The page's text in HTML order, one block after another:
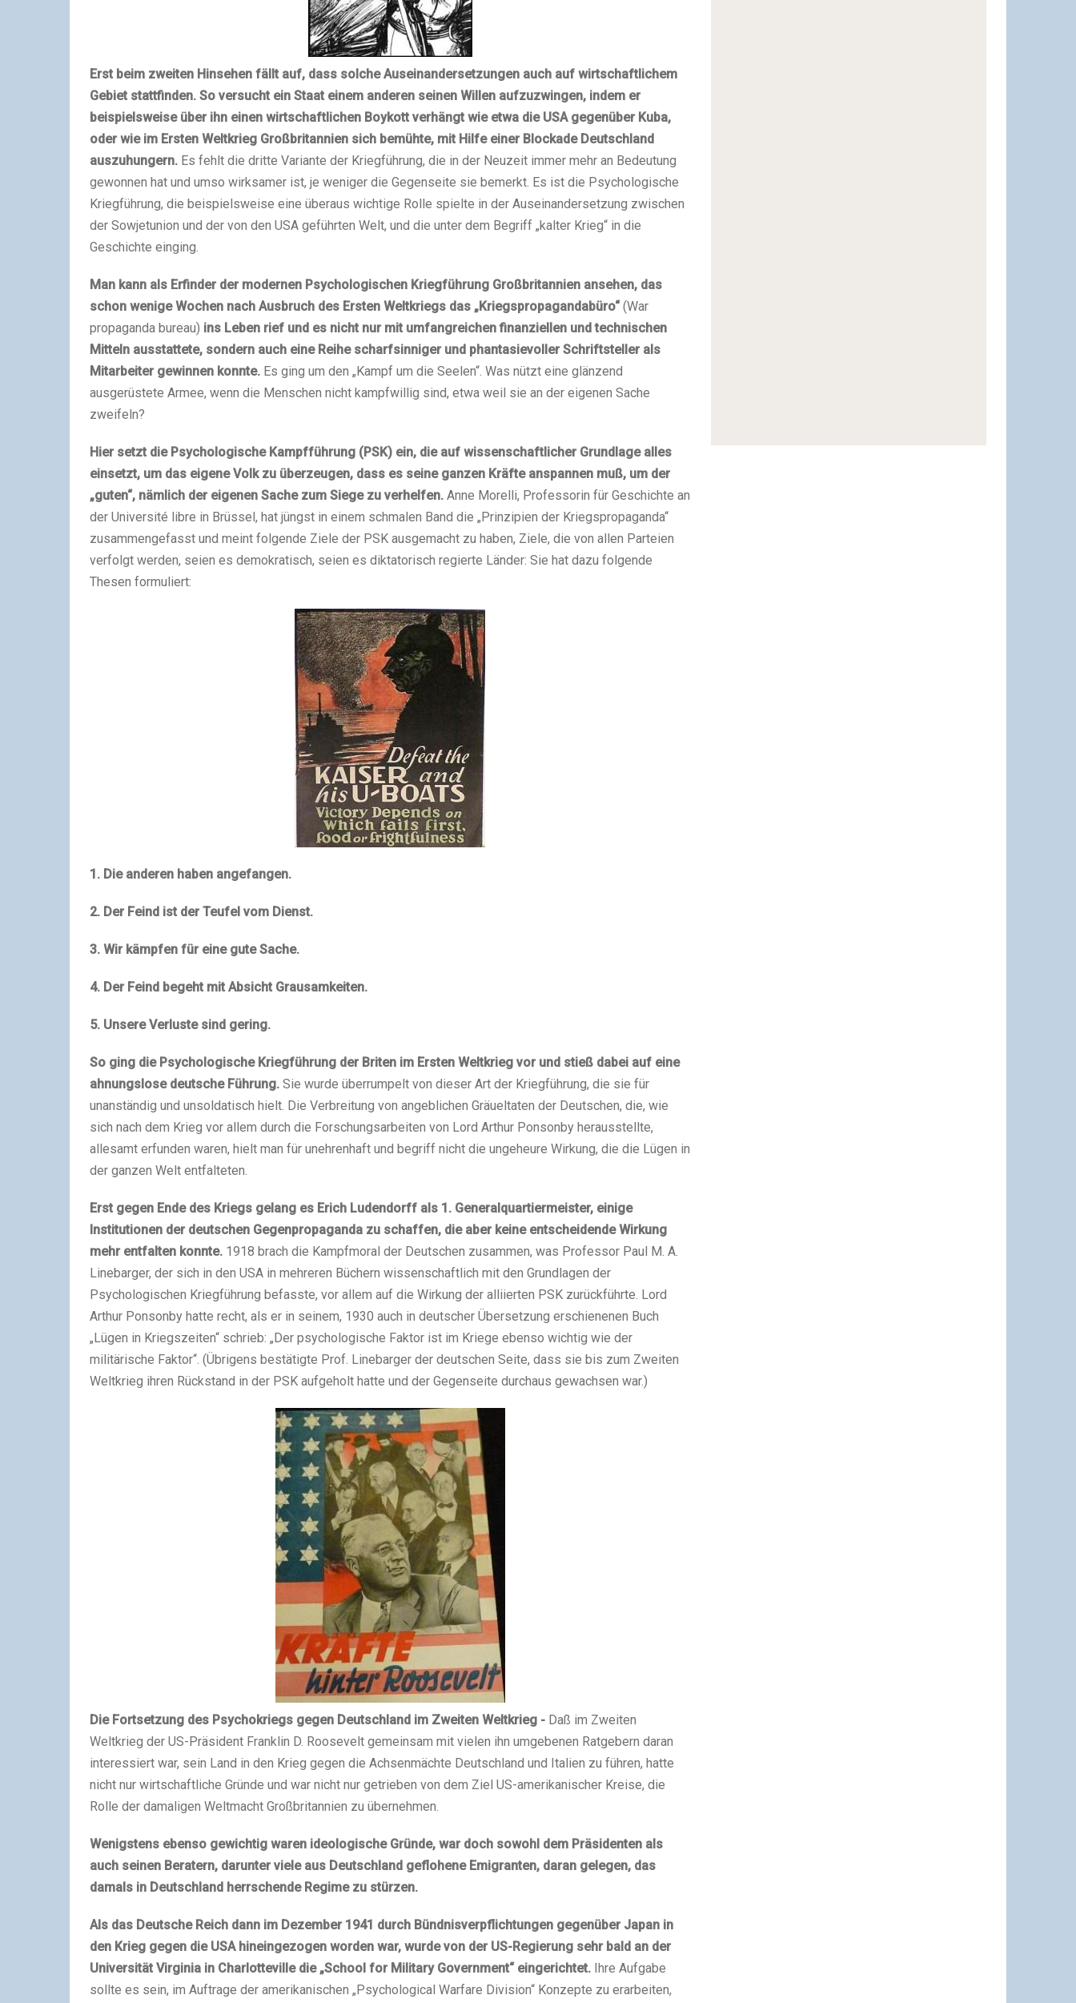
Erst beim zweiten Hinsehen fällt auf, dass solche Auseinandersetzungen auch auf wirtschaftlichem
Gebiet stattfinden. So versucht ein Staat einem anderen seinen Willen aufzuzwingen, indem er
beispielsweise über ihn einen wirtschaftlichen Boykott verhängt wie etwa die USA gegenüber Kuba,
oder wie im Ersten Weltkrieg Großbritannien sich bemühte, mit Hilfe einer Blockade Deutschland
auszuhungern. Es fehlt die dritte Variante der Kriegführung, die in der Neuzeit immer mehr an Bedeutung
gewonnen hat und umso wirksamer ist, je weniger die Gegenseite sie bemerkt. Es ist die Psychologische
Kriegführung, die beispielsweise eine überaus wichtige Rolle spielte in der Auseinandersetzung zwischen
der Sowjetunion und der von den USA geführten Welt, und die unter dem Begriff „kalter Krieg“ in die
Geschichte einging.
Man kann als Erfinder der modernen Psychologischen Kriegführung Großbritannien ansehen, das
schon wenige Wochen nach Ausbruch des Ersten Weltkriegs das „Kriegspropagandabüro“(War
propaganda bureau) ins Leben rief und es nicht nur mit umfangreichen finanziellen und technischen
Mitteln ausstattete, sondern auch eine Reihe scharfsinniger und phantasievoller Schriftsteller als
Mitarbeiter gewinnen konnte. Es ging um den „Kampf um die Seelen“. Was nützt eine glänzend
ausgerüstete Armee, wenn die Menschen nicht kampfwillig sind, etwa weil sie an der eigenen Sache
zweifeln?
Hier setzt die Psychologische Kampfführung (PSK) ein, die auf wissenschaftlicher Grundlage alles
einsetzt, um das eigene Volk zu überzeugen, dass es seine ganzen Kräfte anspannen muß, um der
„guten“, nämlich der eigenen Sache zum Siege zu verhelfen. Anne Morelli, Professorin für Geschichte an
der Université libre in Brüssel, hat jüngst in einem schmalen Band die „Prinzipien der Kriegspropaganda“
zusammengefasst und meint folgende Ziele der PSK ausgemacht zu haben, Ziele, die von allen Parteien
verfolgt werden, seien es demokratisch, seien es diktatorisch regierte Länder: Sie hat dazu folgende
Thesen formuliert:
1. Die anderen haben angefangen.
2. Der Feind ist der Teufel vom Dienst.
3. Wir kämpfen für eine gute Sache.
4. Der Feind begeht mit Absicht Grausamkeiten.
5. Unsere Verluste sind gering.
So ging die Psychologische Kriegführung der Briten im Ersten Weltkrieg vor und stieß dabei auf eine
ahnungslose deutsche Führung. Sie wurde überrumpelt von dieser Art der Kriegführung, die sie für
unanständig und unsoldatisch hielt. Die Verbreitung von angeblichen Gräueltaten der Deutschen, die, wie
sich nach dem Krieg vor allem durch die Forschungsarbeiten von Lord Arthur Ponsonby herausstellte,
allesamt erfunden waren, hielt man für unehrenhaft und begriff nicht die ungeheure Wirkung, die die Lügen in
der ganzen Welt entfalteten.
Erst gegen Ende des Kriegs gelang es Erich Ludendorff als 1. Generalquartiermeister, einige
Institutionen der deutschen Gegenpropaganda zu schaffen, die aber keine entscheidende Wirkung
mehr entfalten konnte. 1918 brach die Kampfmoral der Deutschen zusammen, was Professor Paul M. A.
Linebarger, der sich in den USA in mehreren Büchern wissenschaftlich mit den Grundlagen der
Psychologischen Kriegführung befasste, vor allem auf die Wirkung der alliierten PSK zurückführte. Lord
Arthur Ponsonby hatte recht, als er in seinem, 1930 auch in deutscher Übersetzung erschienenen Buch
„Lügen in Kriegszeiten“ schrieb: „Der psychologische Faktor ist im Kriege ebenso wichtig wie der
militärische Faktor“. (Übrigens bestätigte Prof. Linebarger der deutschen Seite, dass sie bis zum Zweiten
Weltkrieg ihren Rückstand in der PSK aufgeholt hatte und der Gegenseite durchaus gewachsen war.)
Die Fortsetzung des Psychokriegs gegen Deutschland im Zweiten Weltkrieg - Daß im Zweiten
Weltkrieg der US-Präsident Franklin D. Roosevelt gemeinsam mit vielen ihn umgebenen Ratgebern daran
interessiert war, sein Land in den Krieg gegen die Achsenmächte Deutschland und Italien zu führen, hatte
nicht nur wirtschaftliche Gründe und war nicht nur getrieben von dem Ziel US-amerikanischer Kreise, die
Rolle der damaligen Weltmacht Großbritannien zu übernehmen.
Wenigstens ebenso gewichtig waren ideologische Gründe, war doch sowohl dem Präsidenten als
auch seinen Beratern, darunter viele aus Deutschland geflohene Emigranten, daran gelegen, das
damals in Deutschland herrschende Regime zu stürzen.
Als das Deutsche Reich dann im Dezember 1941 durch Bündnisverpflichtungen gegenüber Japan in
den Krieg gegen die USA hineingezogen worden war, wurde von der US-Regierung sehr bald an der
Universität Virginia in Charlotteville die „School for Military Government“ eingerichtet. Ihre Aufgabe
sollte es sein, im Auftrage der amerikanischen „Psychological Warfare Division“ Konzepte zu erarbeiten,